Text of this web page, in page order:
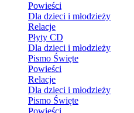
Powieści
Dla dzieci i młodzieży
Relacje
Płyty CD
Dla dzieci i młodzieży
Pismo Święte
Powieści
Relacje
Dla dzieci i młodzieży
Pismo Święte
Powieści